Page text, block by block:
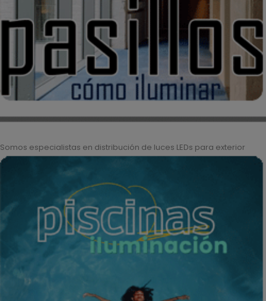
Somos especialistas en distribución de luces LEDs para exterior